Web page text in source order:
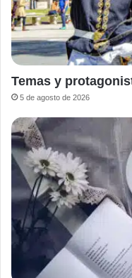
Temas y
5 de agosto de 2026